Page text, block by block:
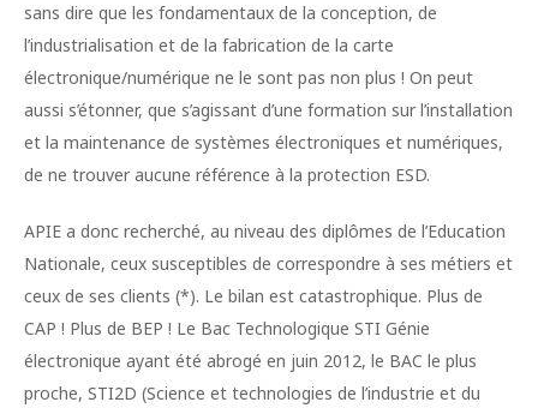
sans dire que les fondamentaux de la conception, de
l’industrialisation et de la fabrication de la carte
électronique/numérique ne le sont pas non plus ! On peut
aussi s’étonner, que s’agissant d’une formation sur l’installation
et la maintenance de systèmes électroniques et numériques,
de ne trouver aucune référence à la protection ESD.
APIE a donc recherché, au niveau des diplômes de l’Education
Nationale, ceux susceptibles de correspondre à ses métiers et
ceux de ses clients (*). Le bilan est catastrophique. Plus de
CAP ! Plus de BEP ! Le Bac Technologique STI Génie
électronique ayant été abrogé en juin 2012, le BAC le plus
proche, STI2D (Science et technologies de l’industrie et du